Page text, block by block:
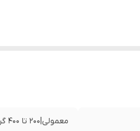
معمولی|200 تا 400 گرم